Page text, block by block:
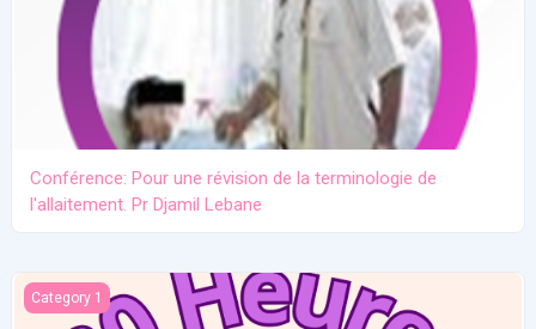
Conférence: Pour une révision de la terminologie de
l'allaitement. Pr Djamil Lebane
Les problèmes communs en allaitement maternel
Category 1